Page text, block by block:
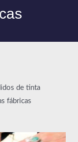
de tinta
fábricas